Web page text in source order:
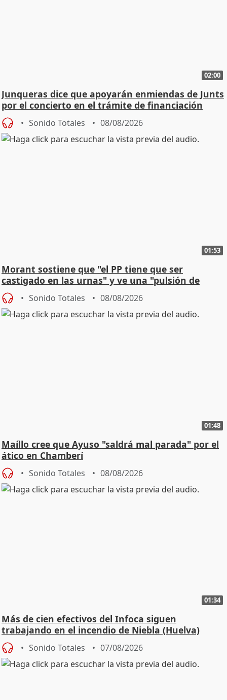
02:00
Junqueras dice que apoyarán enmiendas de Junts
por el concierto en el trámite de financiación
Sonido Totales 08/08/2026
01:53
Morant sostiene que "el PP tiene que ser
castigado en las urnas" y ve una "pulsión de
cambio"
Sonido Totales 08/08/2026
01:48
Maíllo cree que Ayuso "saldrá mal parada" por el
ático en Chamberí
Sonido Totales 08/08/2026
01:34
Más de cien efectivos del Infoca siguen
trabajando en el incendio de Niebla (Huelva)
Sonido Totales 07/08/2026